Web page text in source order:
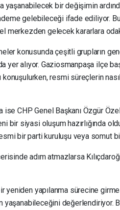
yaşanabilecek bir değişimin
gelebileceği ifade ediliyor.
merkezden gelecek kararlara
konusunda çeşitli grupların
yer alıyor. Gaziosmanpaşa ilçe
resmi süreçlerin
CHP Genel Başkanı Özgür
bir siyasi oluşum hazırlığında
bir parti kuruluşu veya somut
adım atmazlarsa
yeniden yapılanma sürecine
yaşanabileceğini değerlendiriyor.